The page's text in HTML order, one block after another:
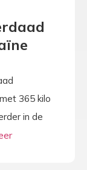
365 kilo
in de